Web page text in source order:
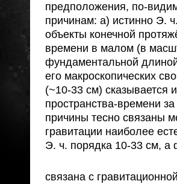
предположения, по-
причинам: а) истинно Э.
объекты конечной
времени в малом (в
фундаментальной
его макроскопических
(~10-33 см) сказывается
пространства-времени
причины тесно связаны
гравитации наиболее
Э. ч. порядка 10-33 см, а
связана с